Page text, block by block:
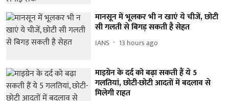
मानसून में भूलकर भी न खाएं ये चीजें, छोटी
सी गलती से बिगड़ सकती है सेहत
IANS 13 hours ago
माइग्रेन के दर्द को बढ़ा सकती हैं ये 5
गलतियां, छोटी-छोटी आदतों में बदलाव से
मिलेगी राहत